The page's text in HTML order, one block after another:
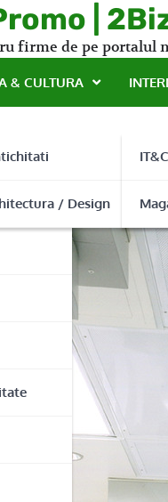
|
firme de pe portalul
& CULTURA
/ Design
IT&C